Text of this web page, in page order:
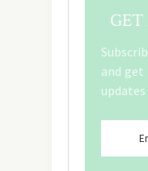
and